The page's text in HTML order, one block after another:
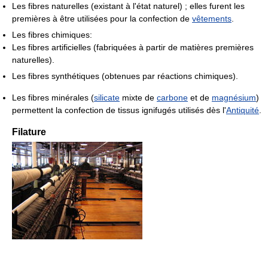
Les fibres naturelles (existant à l'état naturel) ; elles furent les
premières à être utilisées pour la confection de vêtements
Les fibres chimiques:
Les fibres artificielles (fabriquées à partir de matières premières
naturelles).
Les fibres synthétiques (obtenues par réactions chimiques).
Les fibres minérales (silicate mixte de carbone et de magnésium)
permettent la confection de tissus ignifugés utilisés dès l'Antiquité
Filature